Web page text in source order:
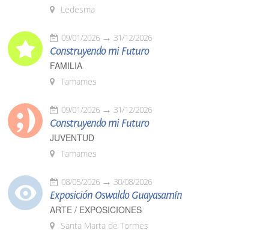
Ledesma
09/01/2026 31/12/2026
Construyendo mi Futuro
FAMILIA
Tamames
09/01/2026 31/12/2026
Construyendo mi Futuro
JUVENTUD
Tamames
08/05/2026 30/08/2026
Exposición Oswaldo Guayasamín
ARTE / EXPOSICIONES
Santa Marta de Tormes